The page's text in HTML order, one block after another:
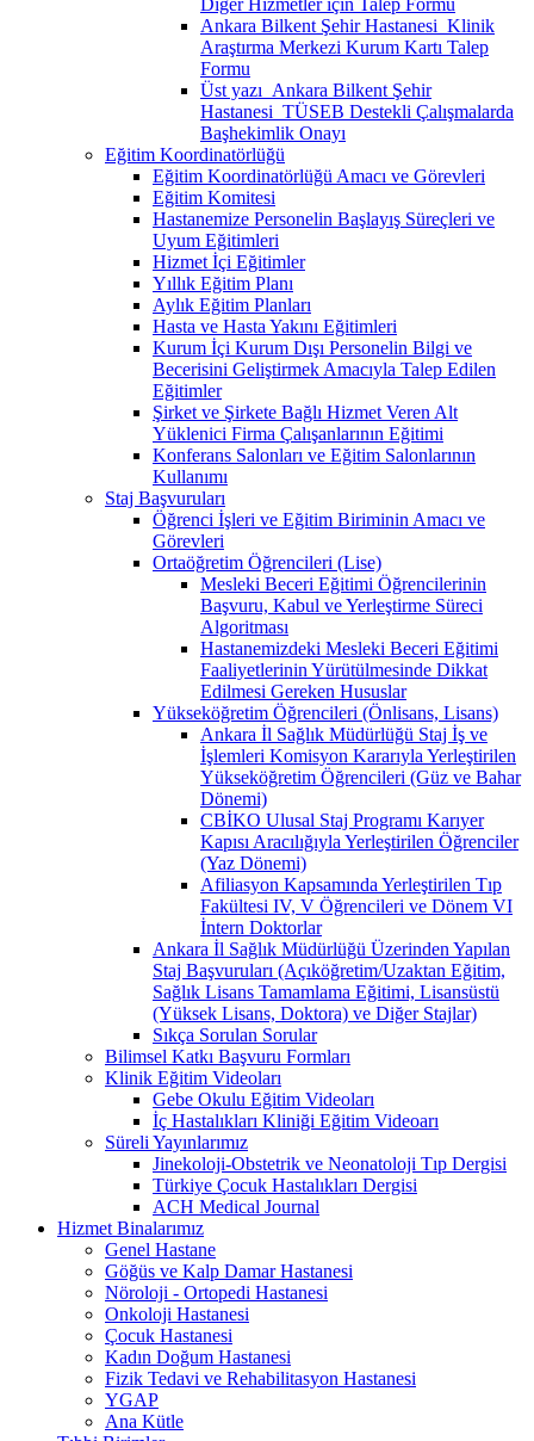
Ankara Bilkent Şehir Hastanesi_Klinik
Araştırma Merkezi Kurum Kartı Talep
Formu
Üst yazı_Ankara Bilkent Şehir
Hastanesi_TÜSEB Destekli Çalışmalarda
Başhekimlik Onayı
Eğitim Koordinatörlüğü
Eğitim Koordinatörlüğü Amacı ve Görevleri
Eğitim Komitesi
Hastanemize Personelin Başlayış Süreçleri ve
Uyum Eğitimleri
Hizmet İçi Eğitimler
Yıllık Eğitim Planı
Aylık Eğitim Planları
Hasta ve Hasta Yakını Eğitimleri
Kurum İçi Kurum Dışı Personelin Bilgi ve
Becerisini Geliştirmek Amacıyla Talep Edilen
Eğitimler
Şirket ve Şirkete Bağlı Hizmet Veren Alt
Yüklenici Firma Çalışanlarının Eğitimi
Konferans Salonları ve Eğitim Salonlarının
Kullanımı
Staj Başvuruları
Öğrenci İşleri ve Eğitim Biriminin Amacı ve
Görevleri
Ortaöğretim Öğrencileri (Lise)
Mesleki Beceri Eğitimi Öğrencilerinin
Başvuru, Kabul ve Yerleştirme Süreci
Algoritması
Hastanemizdeki Mesleki Beceri Eğitimi
Faaliyetlerinin Yürütülmesinde Dikkat
Edilmesi Gereken Hususlar
Yükseköğretim Öğrencileri (Önlisans, Lisans)
Ankara İl Sağlık Müdürlüğü Staj İş ve
İşlemleri Komisyon Kararıyla Yerleştirilen
Yükseköğretim Öğrencileri (Güz ve Bahar
Dönemi)
CBİKO Ulusal Staj Programı Karıyer
Kapısı Aracılığıyla Yerleştirilen Öğrenciler
(Yaz Dönemi)
Afiliasyon Kapsamında Yerleştirilen Tıp
Fakültesi IV, V Öğrencileri ve Dönem VI
İntern Doktorlar
Ankara İl Sağlık Müdürlüğü Üzerinden Yapılan
Staj Başvuruları (Açıköğretim/Uzaktan Eğitim,
Sağlık Lisans Tamamlama Eğitimi, Lisansüstü
(Yüksek Lisans, Doktora) ve Diğer Stajlar)
Sıkça Sorulan Sorular
Bilimsel Katkı Başvuru Formları
Klinik Eğitim Videoları
Gebe Okulu Eğitim Videoları
İç Hastalıkları Kliniği Eğitim Videoarı
Süreli Yayınlarımız
Jinekoloji-Obstetrik ve Neonatoloji Tıp Dergisi
Türkiye Çocuk Hastalıkları Dergisi
ACH Medical Journal
Hizmet Binalarımız
Genel Hastane
Göğüs ve Kalp Damar Hastanesi
Nöroloji - Ortopedi Hastanesi
Onkoloji Hastanesi
Çocuk Hastanesi
Kadın Doğum Hastanesi
Fizik Tedavi ve Rehabilitasyon Hastanesi
YGAP
Ana Kütle